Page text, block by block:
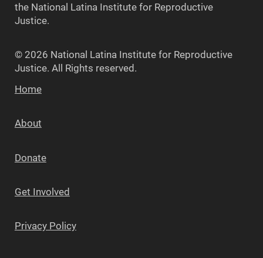
the National Latina Institute for Reproductive
Justice.
© 2026 National Latina Institute for Reproductive
Justice. All Rights reserved.
Home
About
Donate
Get Involved
Privacy Policy